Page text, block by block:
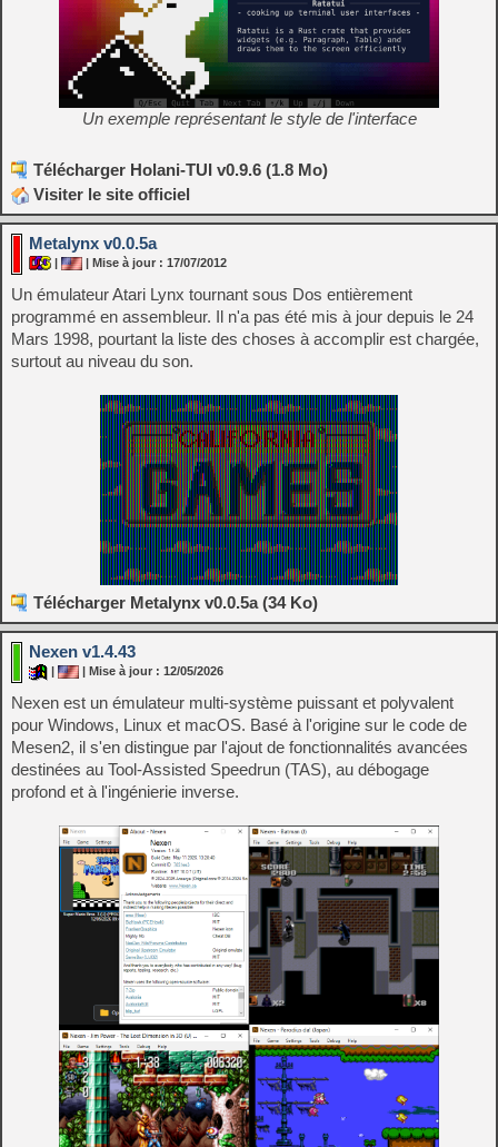
Un exemple représentant le style de l'interface
Télécharger Holani-TUI v0.9.6 (1.8 Mo)
Visiter le site officiel
Metalynx v0.0.5a
| | Mise à jour : 17/07/2012
Un émulateur Atari Lynx tournant sous Dos entièrement
programmé en assembleur. Il n'a pas été mis à jour depuis le 24
Mars 1998, pourtant la liste des choses à accomplir est chargée,
surtout au niveau du son.
Télécharger Metalynx v0.0.5a (34 Ko)
Nexen v1.4.43
| | Mise à jour : 12/05/2026
Nexen est un émulateur multi-système puissant et polyvalent
pour Windows, Linux et macOS. Basé à l'origine sur le code de
Mesen2, il s'en distingue par l'ajout de fonctionnalités avancées
destinées au Tool-Assisted Speedrun (TAS), au débogage
profond et à l'ingénierie inverse.